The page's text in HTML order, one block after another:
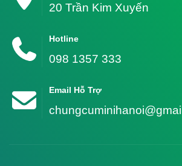
20 Trần Kim Xuyến
Hotline
098 1357 333
Email Hỗ Trợ